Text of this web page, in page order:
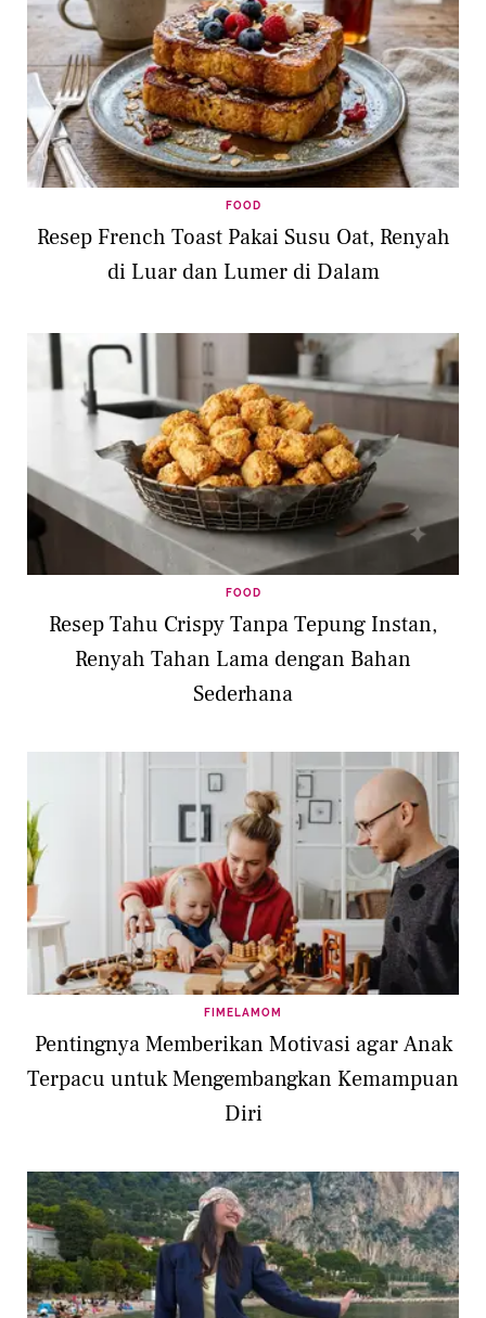
FOOD
Resep French Toast Pakai Susu Oat, Renyah
di Luar dan Lumer di Dalam
FOOD
Resep Tahu Crispy Tanpa Tepung Instan,
Renyah Tahan Lama dengan Bahan
Sederhana
FIMELAMOM
Pentingnya Memberikan Motivasi agar Anak
Terpacu untuk Mengembangkan Kemampuan
Diri